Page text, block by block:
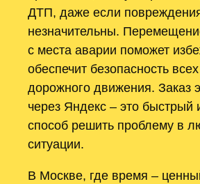
ДТП, даже если
незначительны.
с места аварии поможет
обеспечит безопасность
дорожного движения. Заказ
через Яндекс – это быстрый
способ решить проблему в
ситуации.
В Москве, где время –